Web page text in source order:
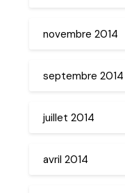
novembre 2014
septembre 2014
juillet 2014
avril 2014